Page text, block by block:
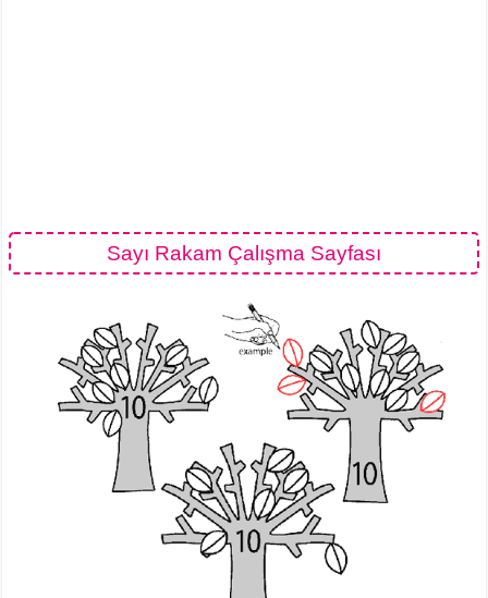
Sayı Rakam Çalışma Sayfası